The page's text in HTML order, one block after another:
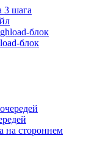
3 шага
блок
блок
на стороннем